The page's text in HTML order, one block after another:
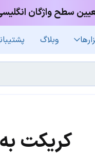
سطح واژگان
وبلاگ
کریکت